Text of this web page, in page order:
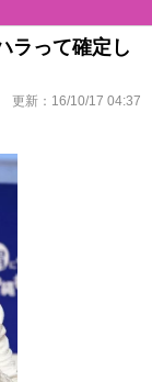
ラって確定し
更新： 16/10/17 04:37